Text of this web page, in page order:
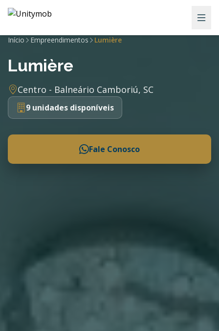
Início Empreendimentos Lumière
Lumière
Centro - Balneário Camboriú, SC
9 unidades disponíveis
Fale Conosco